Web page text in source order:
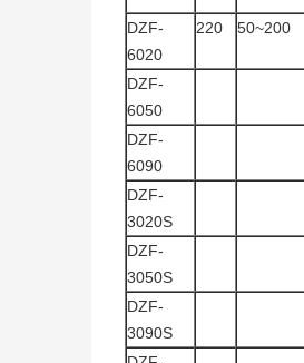
DZF-
6020
220 50~200
DZF-
6050
DZF-
6090
DZF-
3020S
DZF-
3050S
DZF-
3090S